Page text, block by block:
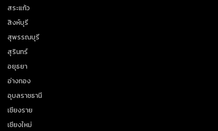
สระแก้ว
สิงห์บุรี
สุพรรณบุรี
สุรินทร์
อยุธยา
อ่างทอง
อุบลราชธานี
เชียงราย
เชียงใหม่